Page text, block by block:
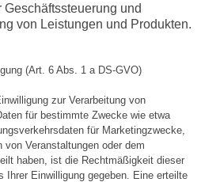
Geschäftssteuerung und
von Leistungen und Produkten.
(Art. 6 Abs. 1 a DS-GVO)
zur Verarbeitung von
für bestimmte Zwecke wie etwa
für Marketingzwecke,
von Veranstaltungen oder dem
haben, ist die Rechtmäßigkeit dieser
Ihrer Einwilligung gegeben. Eine erteilte